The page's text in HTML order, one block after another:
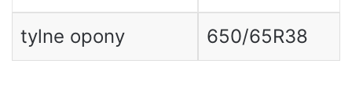
tylne opony 650/65R38